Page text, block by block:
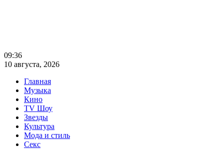
09:36
10 августа, 2026
Главная
Музыка
Кино
TV Шоу
Звезды
Культура
Мода и стиль
Секс